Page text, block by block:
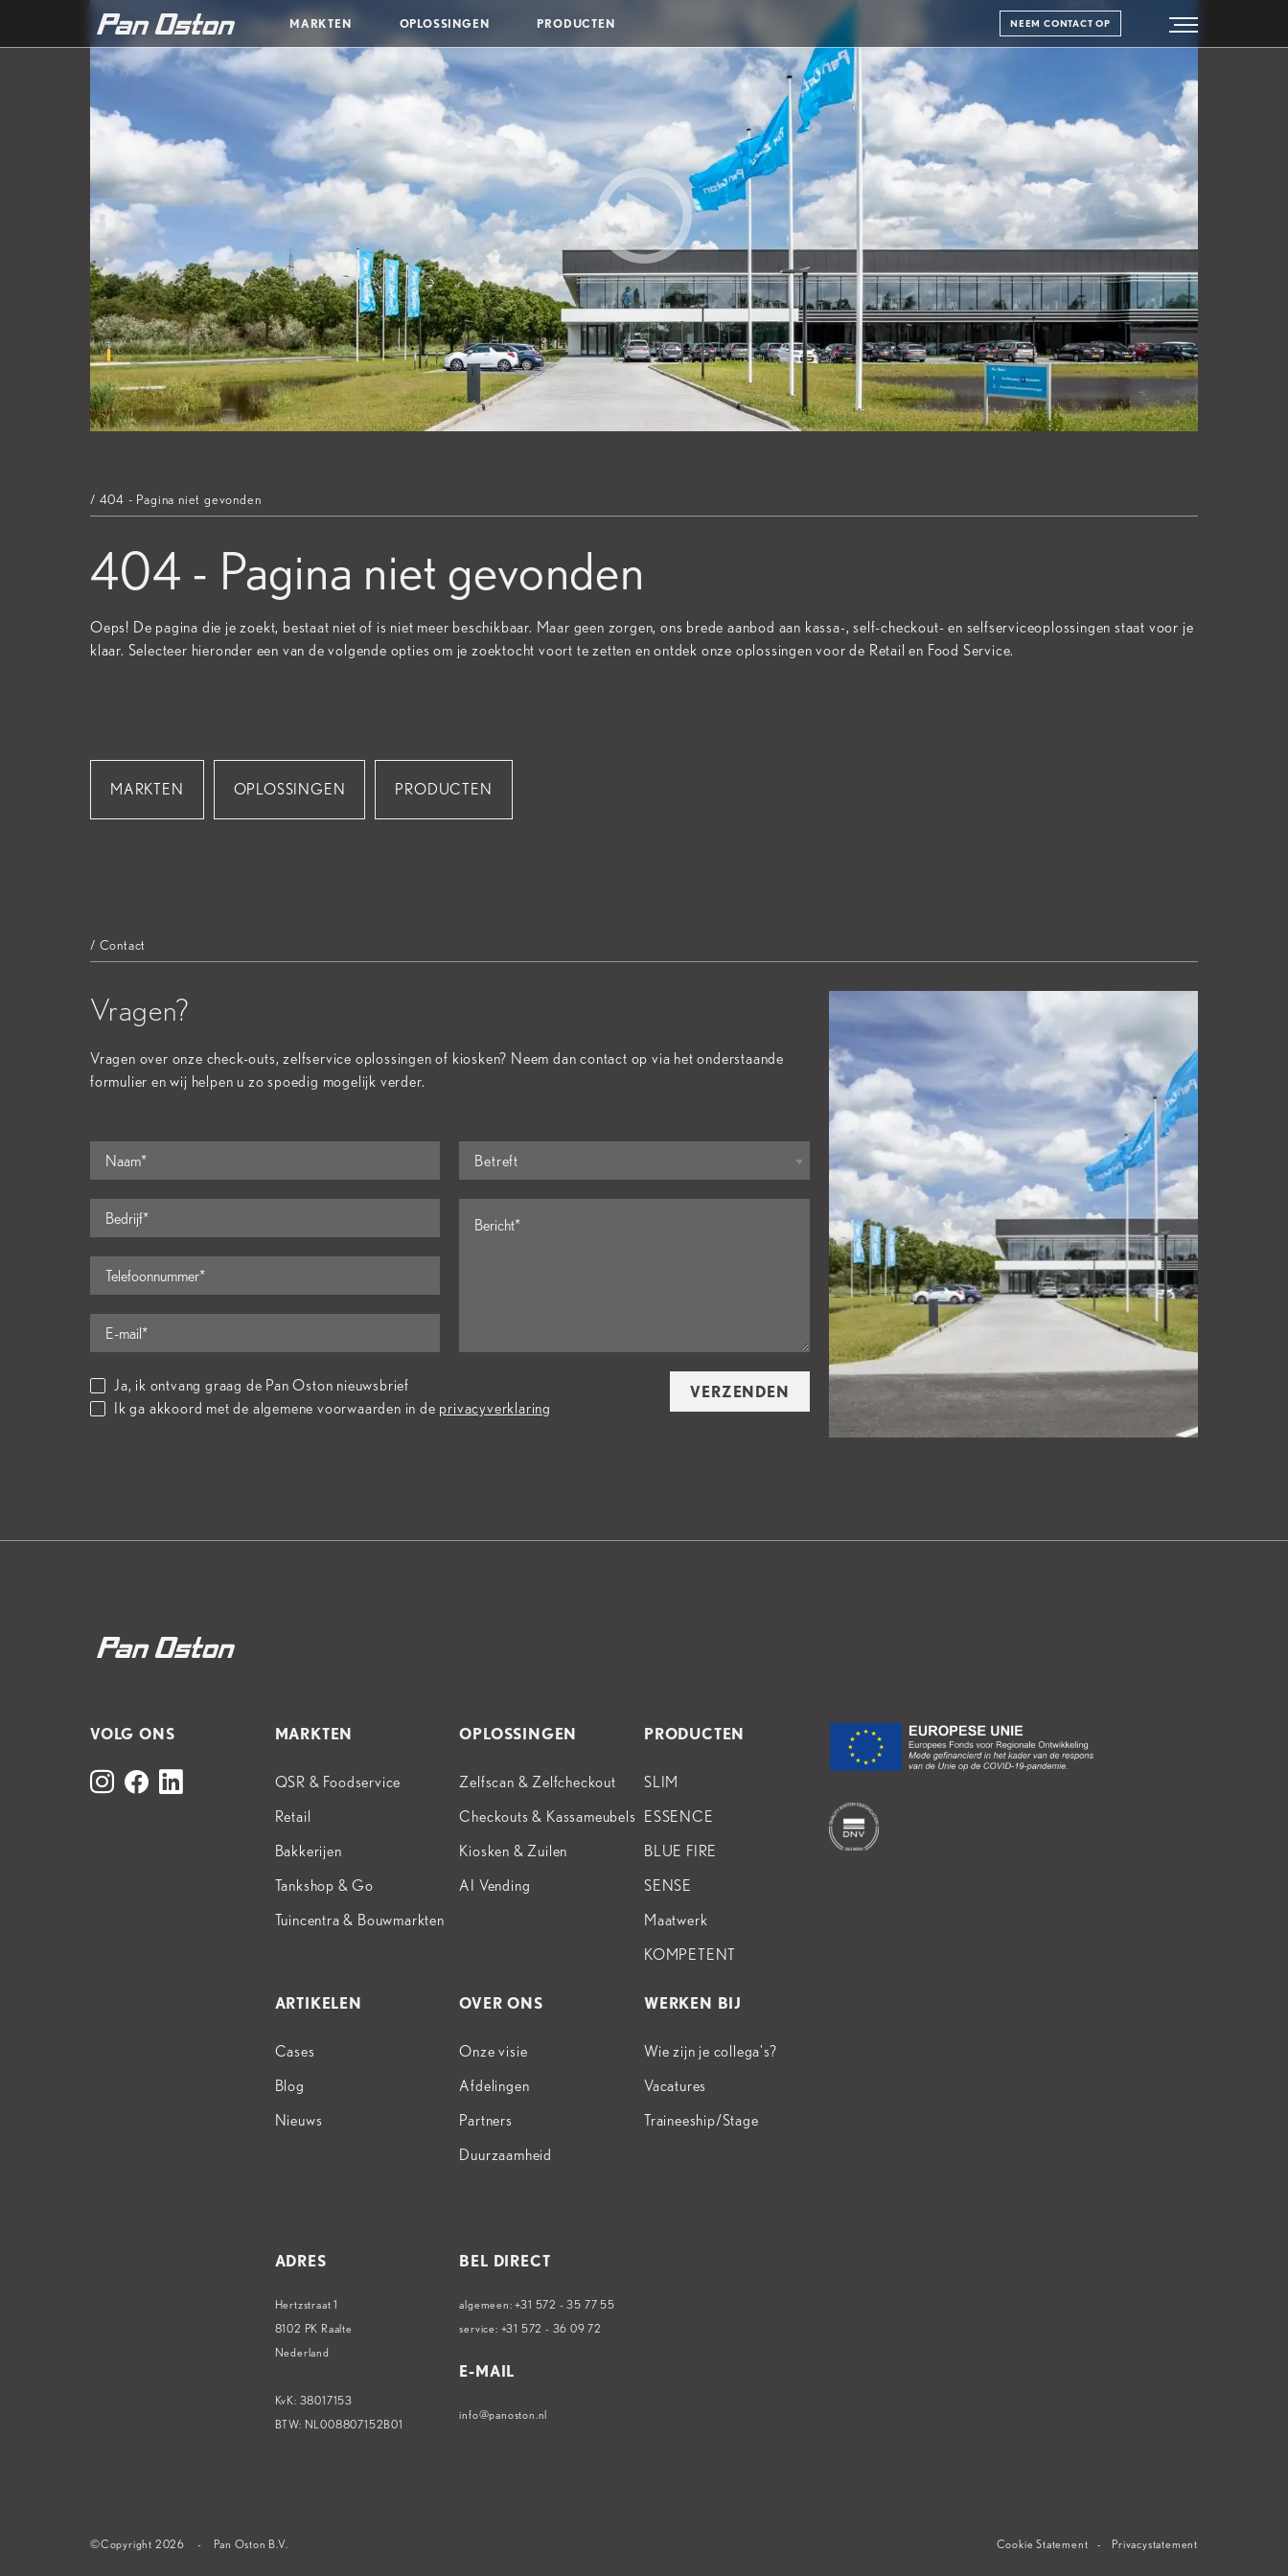
MARKTEN OPLOSSINGEN PRODUCTEN NEEM CONTACT OP
/ 404 - Pagina niet gevonden
404 - Pagina niet gevonden
Oeps! De pagina die je zoekt, bestaat niet of is niet meer beschikbaar. Maar geen zorgen, ons brede aanbod aan kassa-, self-checkout- en selfserviceoplossingen staat voor je
klaar. Selecteer hieronder een van de volgende opties om je zoektocht voort te zetten en ontdek onze oplossingen voor de Retail en Food Service.
MARKTEN OPLOSSINGEN PRODUCTEN
/ Contact
Vragen?
Vragen over onze check-outs, zelfservice oplossingen of kiosken? Neem dan contact op via het onderstaande
formulier en wij helpen u zo spoedig mogelijk verder.
Betreft
Ja, ik ontvang graag de Pan Oston nieuwsbrief
Ik ga akkoord met de algemene voorwaarden in de privacyverklaring
VERZENDEN
VOLG ONS MARKTEN
QSR & Foodservice
Retail
Bakkerijen
Tankshop & Go
Tuincentra & Bouwmarkten
OPLOSSINGEN
Zelfscan & Zelfcheckout
Checkouts & Kassameubels
Kiosken & Zuilen
AI Vending
PRODUCTEN
SLIM
ESSENCE
BLUE FIRE
SENSE
Maatwerk
KOMPETENT
ARTIKELEN
Cases
Blog
Nieuws
OVER ONS
Onze visie
Afdelingen
Partners
Duurzaamheid
WERKEN BIJ
Wie zijn je collega's?
Vacatures
Traineeship/Stage
ADRES
Hertzstraat 1
8102 PK Raalte
Nederland
KvK: 38017153
BTW: NL008807152B01
BEL DIRECT
algemeen:+31 572 - 35 77 55
service: +31 572 - 36 09 72
E-MAIL
info@panoston.nl
©Copyright 2026 - Pan Oston B.V. Cookie Statement - Privacystatement